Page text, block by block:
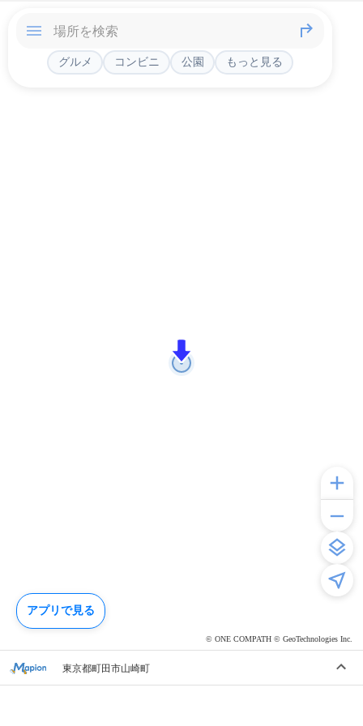
© ONE COMPATH © GeoTechnologies Inc.
グルメ コンビニ 公園 もっと見る
東京都町田市山崎町
アプリで見る